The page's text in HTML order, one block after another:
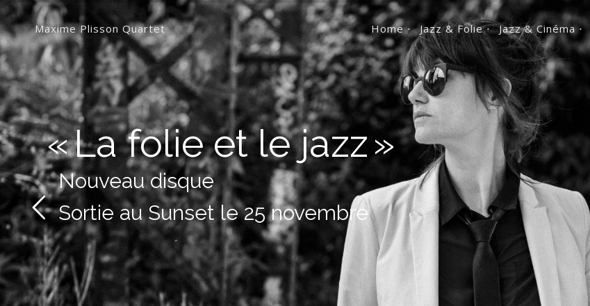
Maxime Plisson Quartet Home ⋅ Jazz & Folie ⋅ Jazz & Cinéma ⋅
Nouveau disque
« La folie et le jazz »
Sortie au Sunset le 25 novembre